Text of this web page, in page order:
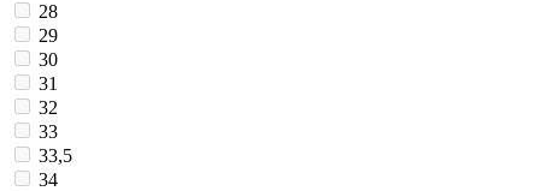
28
29
30
31
32
33
33,5
34